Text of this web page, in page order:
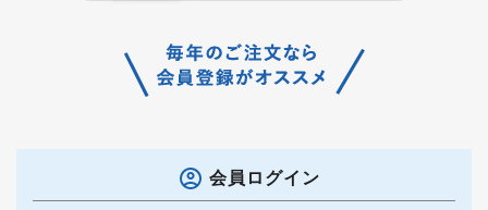
会員ログイン